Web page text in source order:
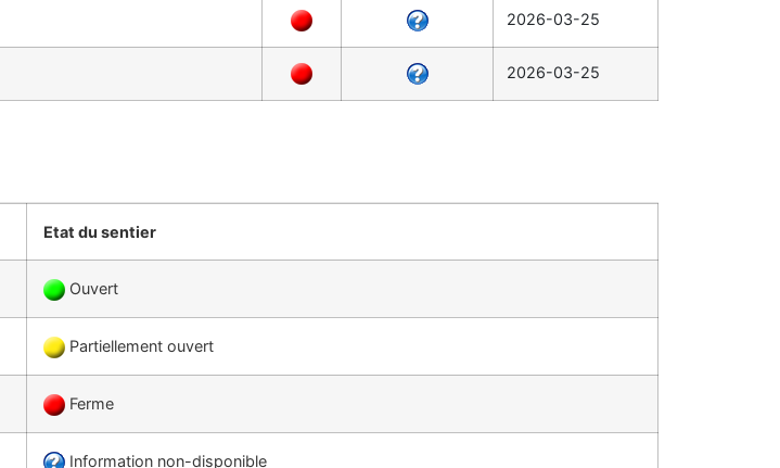
2026-03-25
2026-03-25
Etat du sentier
Ouvert
Partiellement ouvert
Ferme
Information non-disponible